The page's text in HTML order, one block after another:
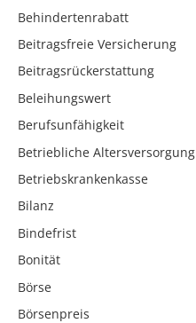
Behindertenrabatt
Beitragsfreie Versicherung
Beitragsrückerstattung
Beleihungswert
Berufsunfähigkeit
Betriebliche Altersversorgung
Betriebskrankenkasse
Bilanz
Bindefrist
Bonität
Börse
Börsenpreis